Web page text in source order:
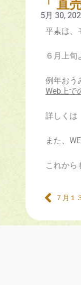
「 直
5月 30,
平素は、
６月上旬
例年おう
Web上で
詳しくは
また、
これから
７月１